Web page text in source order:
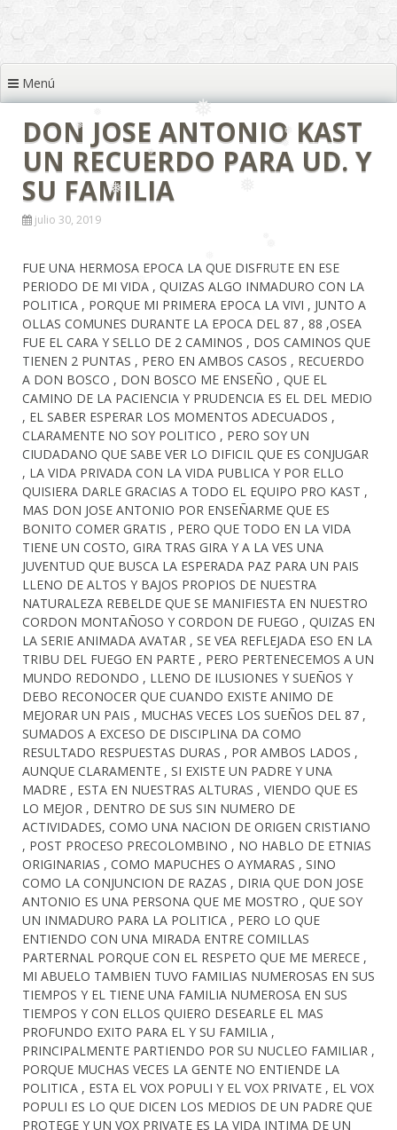
❅
❅
❅
❅ ❅
❅
Menú
DON JOSE ANTONIO KAST
UN RECUERDO PARA UD. Y
SU FAMILIA
julio 30, 2019
FUE UNA HERMOSA EPOCA LA QUE DISFRUTE EN ESE
PERIODO DE MI VIDA , QUIZAS ALGO INMADURO CON LA
POLITICA , PORQUE MI PRIMERA EPOCA LA VIVI , JUNTO A
OLLAS COMUNES DURANTE LA EPOCA DEL 87 , 88 ,OSEA
FUE EL CARA Y SELLO DE 2 CAMINOS , DOS CAMINOS QUE
TIENEN 2 PUNTAS , PERO EN AMBOS CASOS , RECUERDO
A DON BOSCO , DON BOSCO ME ENSEÑO , QUE EL
CAMINO DE LA PACIENCIA Y PRUDENCIA ES EL DEL MEDIO
, EL SABER ESPERAR LOS MOMENTOS ADECUADOS ,
CLARAMENTE NO SOY POLITICO , PERO SOY UN
CIUDADANO QUE SABE VER LO DIFICIL QUE ES CONJUGAR
, LA VIDA PRIVADA CON LA VIDA PUBLICA Y POR ELLO
QUISIERA DARLE GRACIAS A TODO EL EQUIPO PRO KAST ,
MAS DON JOSE ANTONIO POR ENSEÑARME QUE ES
BONITO COMER GRATIS , PERO QUE TODO EN LA VIDA
TIENE UN COSTO, GIRA TRAS GIRA Y A LA VES UNA
JUVENTUD QUE BUSCA LA ESPERADA PAZ PARA UN PAIS
LLENO DE ALTOS Y BAJOS PROPIOS DE NUESTRA
NATURALEZA REBELDE QUE SE MANIFIESTA EN NUESTRO
CORDON MONTAÑOSO Y CORDON DE FUEGO , QUIZAS EN
LA SERIE ANIMADA AVATAR , SE VEA REFLEJADA ESO EN LA
TRIBU DEL FUEGO EN PARTE , PERO PERTENECEMOS A UN
MUNDO REDONDO , LLENO DE ILUSIONES Y SUEÑOS Y
DEBO RECONOCER QUE CUANDO EXISTE ANIMO DE
MEJORAR UN PAIS , MUCHAS VECES LOS SUEÑOS DEL 87 ,
SUMADOS A EXCESO DE DISCIPLINA DA COMO
RESULTADO RESPUESTAS DURAS , POR AMBOS LADOS ,
AUNQUE CLARAMENTE , SI EXISTE UN PADRE Y UNA
MADRE , ESTA EN NUESTRAS ALTURAS , VIENDO QUE ES
LO MEJOR , DENTRO DE SUS SIN NUMERO DE
ACTIVIDADES, COMO UNA NACION DE ORIGEN CRISTIANO
, POST PROCESO PRECOLOMBINO , NO HABLO DE ETNIAS
ORIGINARIAS , COMO MAPUCHES O AYMARAS , SINO
COMO LA CONJUNCION DE RAZAS , DIRIA QUE DON JOSE
ANTONIO ES UNA PERSONA QUE ME MOSTRO , QUE SOY
UN INMADURO PARA LA POLITICA , PERO LO QUE
ENTIENDO CON UNA MIRADA ENTRE COMILLAS
PARTERNAL PORQUE CON EL RESPETO QUE ME MERECE ,
MI ABUELO TAMBIEN TUVO FAMILIAS NUMEROSAS EN SUS
TIEMPOS Y EL TIENE UNA FAMILIA NUMEROSA EN SUS
TIEMPOS Y CON ELLOS QUIERO DESEARLE EL MAS
PROFUNDO EXITO PARA EL Y SU FAMILIA ,
PRINCIPALMENTE PARTIENDO POR SU NUCLEO FAMILIAR ,
PORQUE MUCHAS VECES LA GENTE NO ENTIENDE LA
POLITICA , ESTA EL VOX POPULI Y EL VOX PRIVATE , EL VOX
POPULI ES LO QUE DICEN LOS MEDIOS DE UN PADRE QUE
PROTEGE Y UN VOX PRIVATE ES LA VIDA INTIMA DE UN